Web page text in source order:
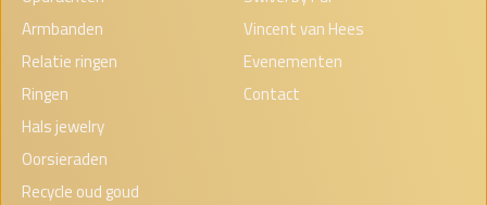
Armbanden
Relatie ringen
Ringen
Hals jewelry
Oorsieraden
Recycle oud goud
Vincent van Hees
Evenementen
Contact